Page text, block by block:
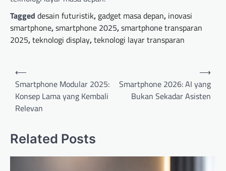
Tagged desain futuristik, gadget masa depan, inovasi
smartphone,smartphone 2025,smartphone transparan
2025,teknologi display,teknologi layar transparan
n
a
v
⟵
Smartphone Modular 2025:
Konsep Lama yang Kembali
Relevan
Smartphone 2026: AI yang
Bukan Sekadar Asisten
⟶
Related Posts